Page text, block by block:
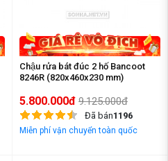
Chậu rửa bát đúc 2 hố Bancoot
8246R (820x460x230 mm)
5.800.000đ 9.125.000đ
Đã bán1196
Miễn phí vận chuyển toàn quốc